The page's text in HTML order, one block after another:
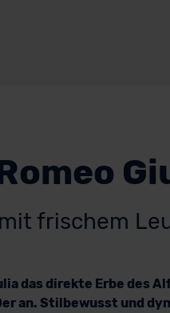
frischem
das direkte Erbe des
an. Stilbewusst und